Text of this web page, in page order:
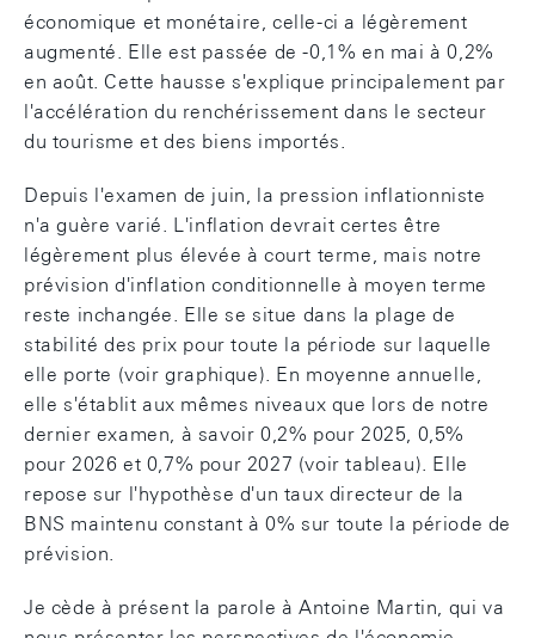
économique et monétaire, celle-ci a légèrement
augmenté. Elle est passée de -0,1% en mai à 0,2%
en août. Cette hausse s'explique principalement par
l'accélération du renchérissement dans le secteur
du tourisme et des biens importés.
Depuis l'examen de juin, la pression inflationniste
n'a guère varié. L'inflation devrait certes être
légèrement plus élevée à court terme, mais notre
prévision d'inflation conditionnelle à moyen terme
reste inchangée. Elle se situe dans la plage de
stabilité des prix pour toute la période sur laquelle
elle porte (voir graphique). En moyenne annuelle,
elle s'établit aux mêmes niveaux que lors de notre
dernier examen, à savoir 0,2% pour 2025, 0,5%
pour 2026 et 0,7% pour 2027 (voir tableau). Elle
repose sur l'hypothèse d'un taux directeur de la
BNS maintenu constant à 0% sur toute la période de
prévision.
Je cède à présent la parole à Antoine Martin, qui va